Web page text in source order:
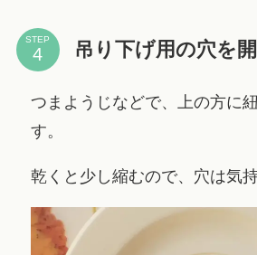
STEP 吊り下げ用の穴を
つまようじなどで、上の方に
す。
乾くと少し縮むので、穴は気